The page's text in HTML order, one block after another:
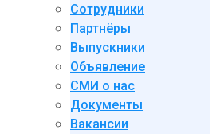
Сотрудники
Партнёры
Выпускники
Объявление
СМИ о нас
Документы
Вакансии